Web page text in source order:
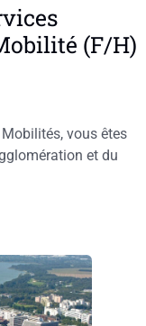
(F/H)
vous êtes
et du